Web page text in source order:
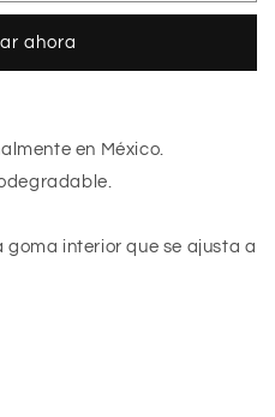
ahora
en México.
goma interior que se ajusta a